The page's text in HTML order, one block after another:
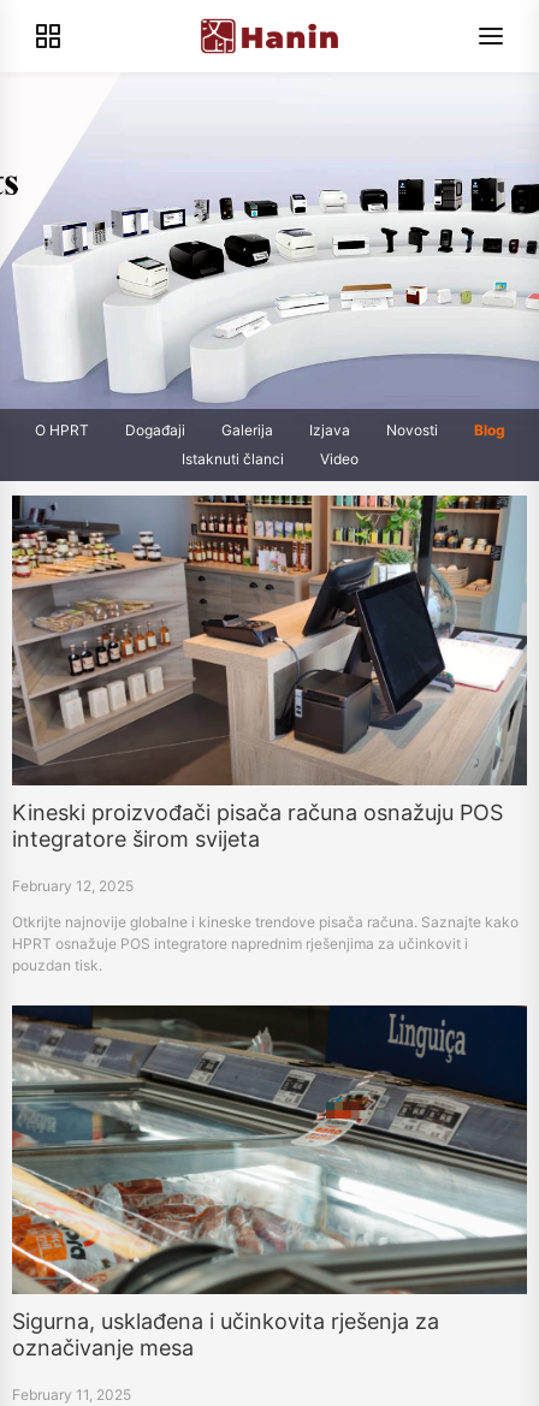
O HPRT Događaji Galerija Izjava Novosti
Blog
Istaknuti članci
Video
Kineski proizvođači pisača računa osnažuju POS
integratore širom svijeta
February 12, 2025
Otkrijte najnovije globalne i kineske trendove pisača računa. Saznajte kako
HPRT osnažuje POS integratore naprednim rješenjima za učinkovit i
pouzdan tisk.
Sigurna, usklađena i učinkovita rješenja za
označivanje mesa
February 11, 2025